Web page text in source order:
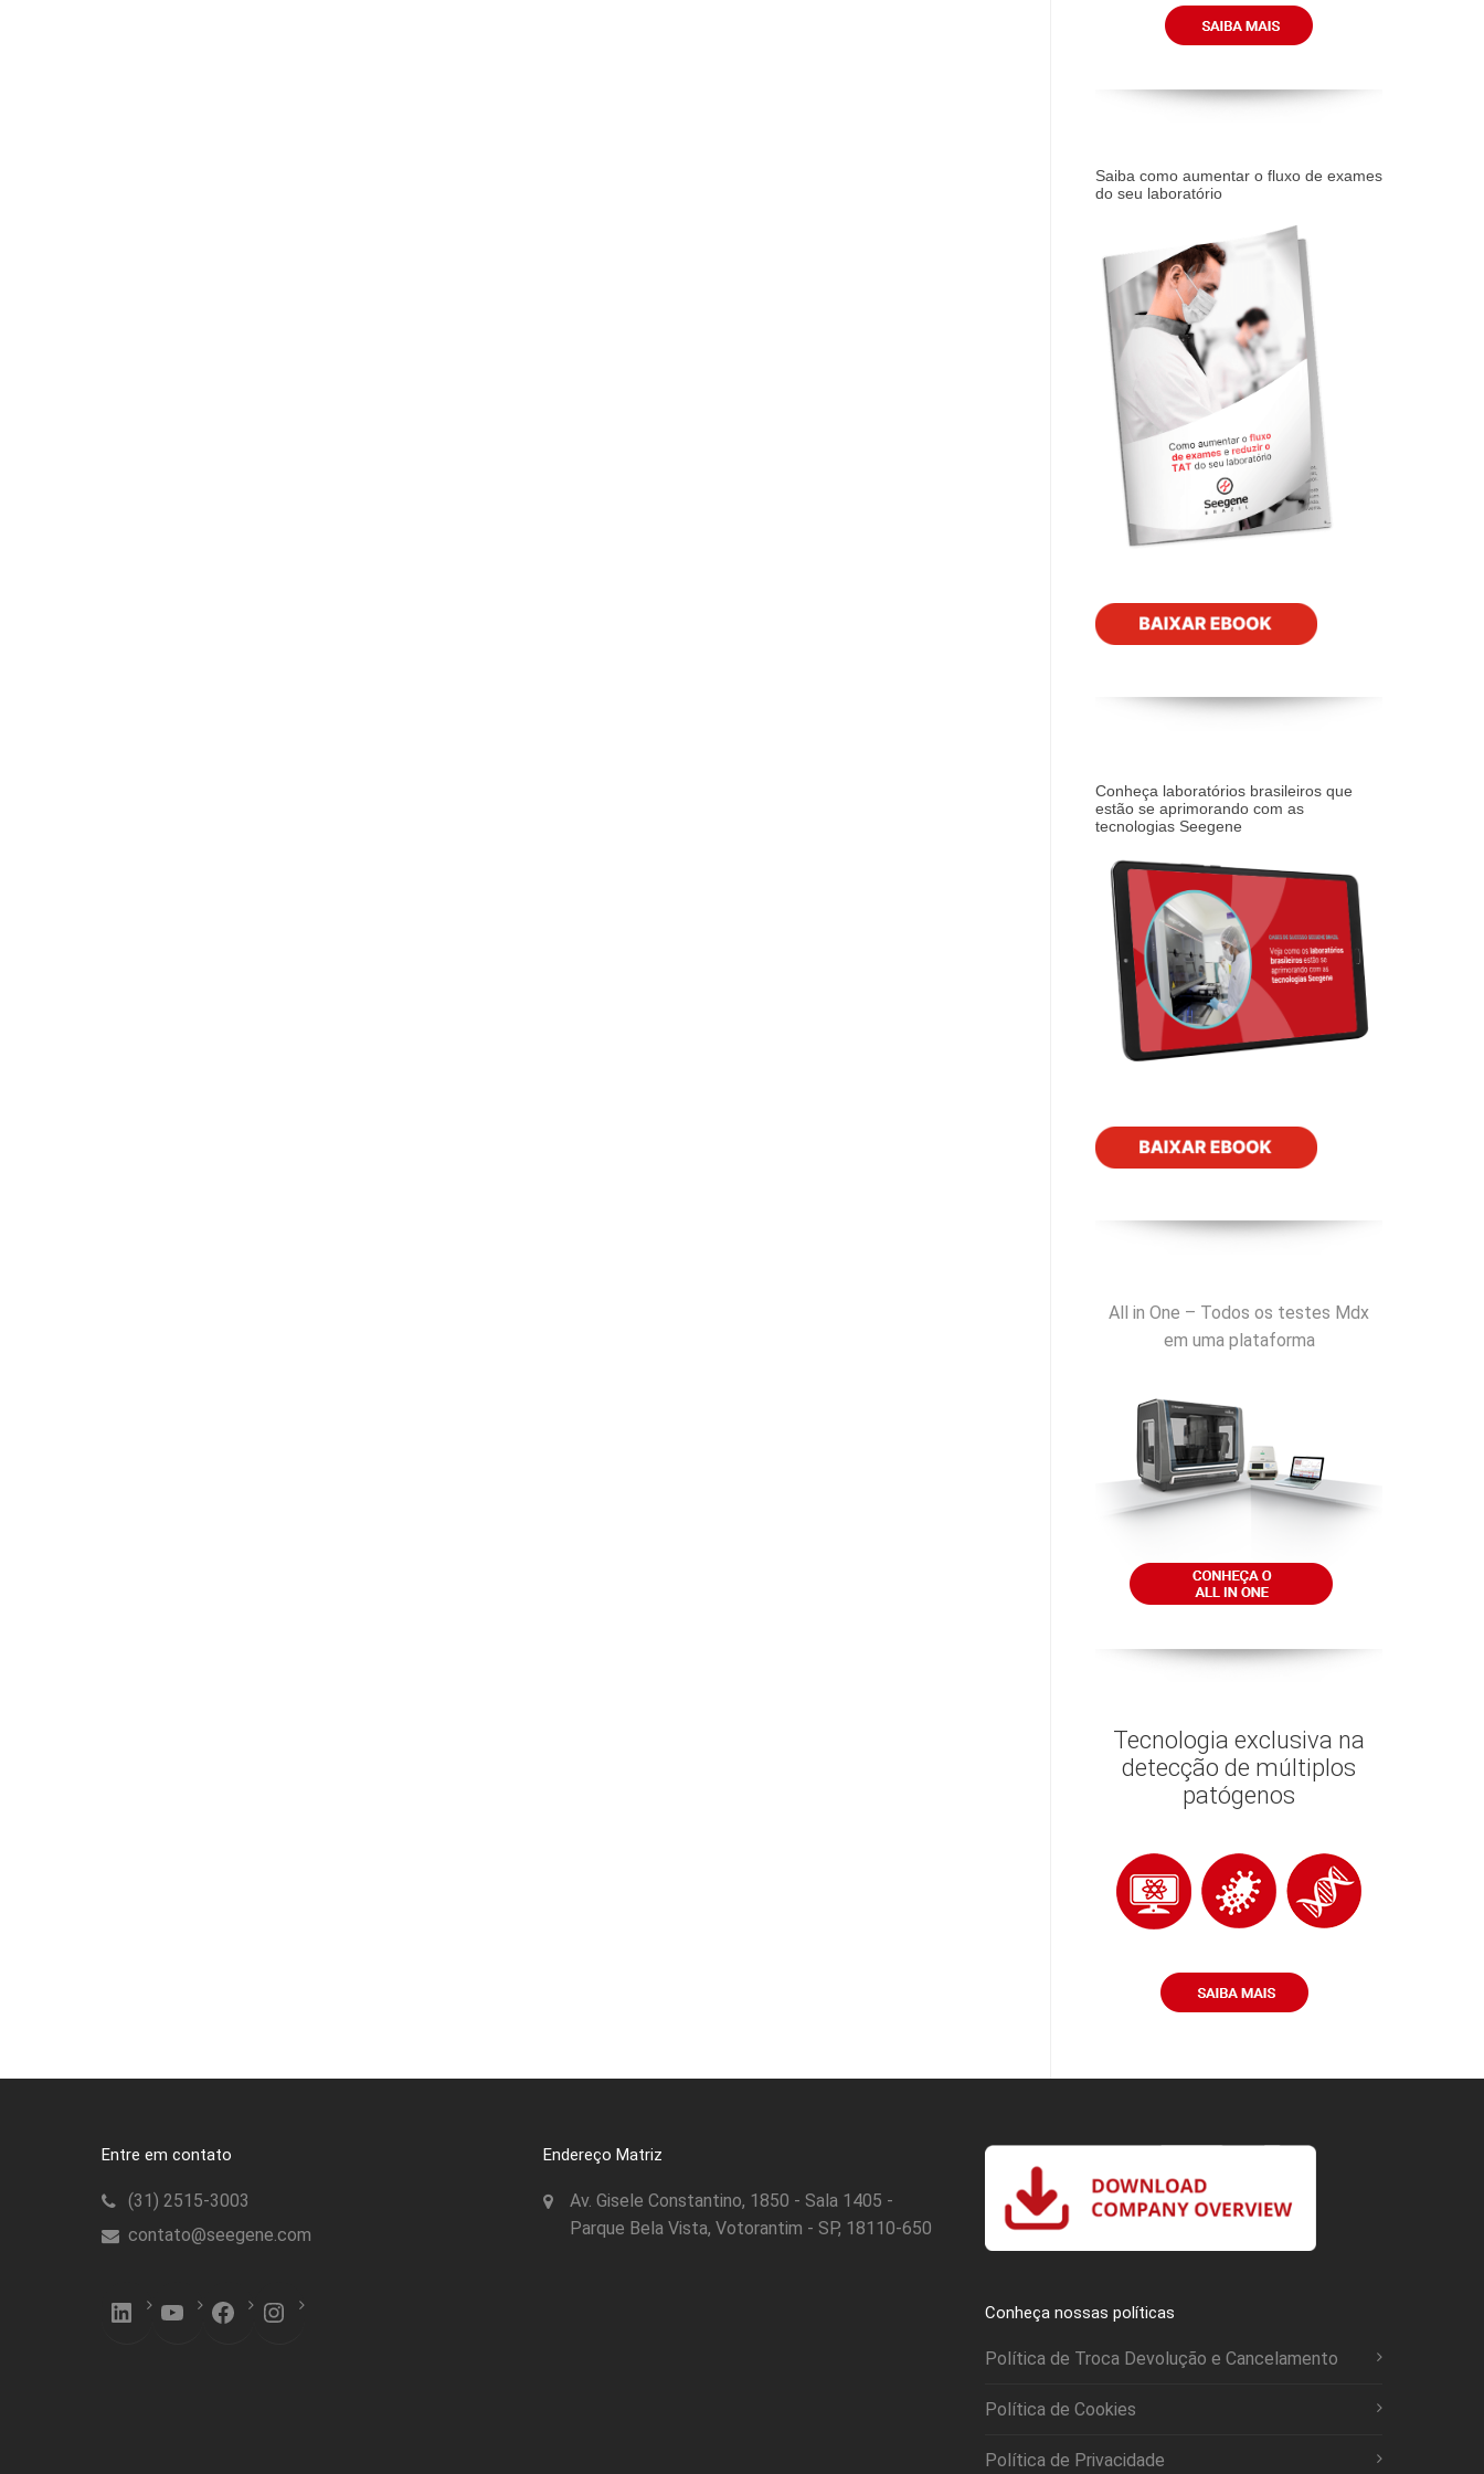
Saiba como aumentar o fluxo de exames
do seu laboratório
Conheça laboratórios brasileiros que
estão se aprimorando com as
tecnologias Seegene
All in One – Todos os testes Mdx
em uma plataforma
Tecnologia exclusiva na
detecção de múltiplos
patógenos
Entre em contato
(31) 2515-3003
contato@seegene.com
LinkedInYouTubeFacebookInstagram
Endereço Matriz
Av. Gisele Constantino, 1850 - Sala 1405 -
Parque Bela Vista, Votorantim - SP, 18110-650
Conheça nossas políticas
Política de Troca Devolução e Cancelamento
Política de Cookies
Política de Privacidade